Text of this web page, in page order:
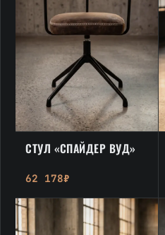
СТУЛ «СПАЙДЕР ВУД»
62 178₽